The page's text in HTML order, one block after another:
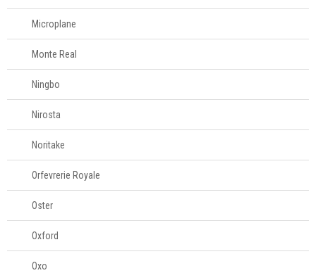
Microplane
Monte Real
Ningbo
Nirosta
Noritake
Orfevrerie Royale
Oster
Oxford
Oxo